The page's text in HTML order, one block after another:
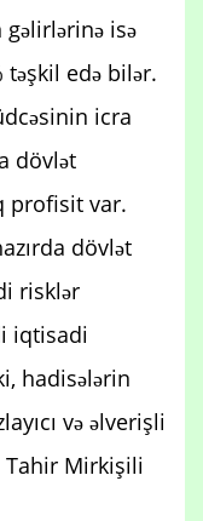
isə
təşkil edə bilər.
icra
dövlət
profisit var.
dövlət
risklər
iqtisadi
hadisələrin
və əlverişli
Tahir Mirkişili